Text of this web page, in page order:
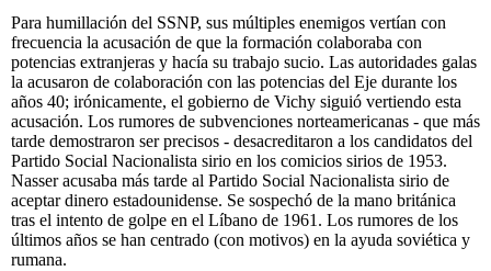
Para humillación del SSNP, sus múltiples enemigos vertían con
frecuencia la acusación de que la formación colaboraba con
potencias extranjeras y hacía su trabajo sucio. Las autoridades galas
la acusaron de colaboración con las potencias del Eje durante los
años 40; irónicamente, el gobierno de Vichy siguió vertiendo esta
acusación. Los rumores de subvenciones norteamericanas - que más
tarde demostraron ser precisos - desacreditaron a los candidatos del
Partido Social Nacionalista sirio en los comicios sirios de 1953.
Nasser acusaba más tarde al Partido Social Nacionalista sirio de
aceptar dinero estadounidense. Se sospechó de la mano británica
tras el intento de golpe en el Líbano de 1961. Los rumores de los
últimos años se han centrado (con motivos) en la ayuda soviética y
rumana.